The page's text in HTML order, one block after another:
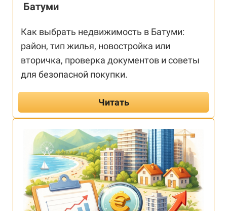
Батуми
Как выбрать недвижимость в Батуми:
район, тип жилья, новостройка или
вторичка, проверка документов и советы
для безопасной покупки.
Читать